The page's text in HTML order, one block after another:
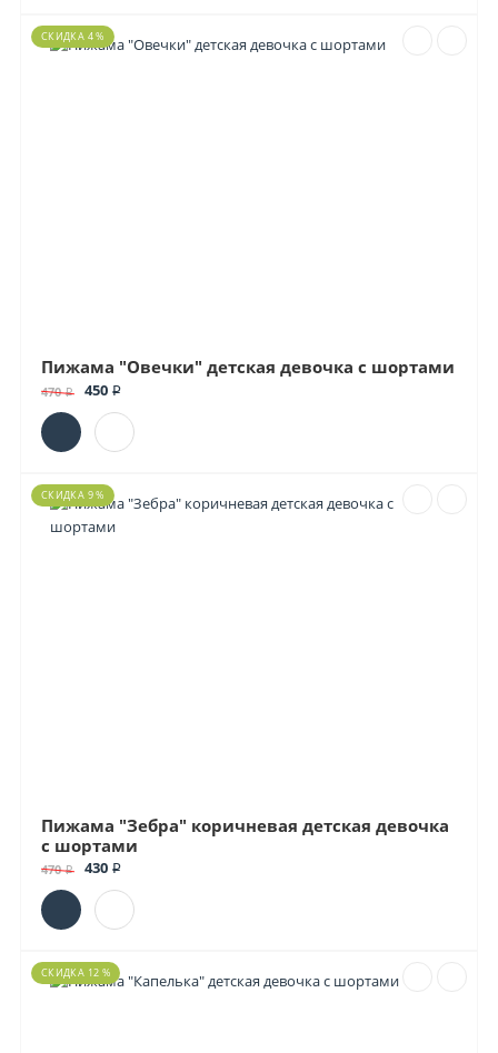
СКИДКА 4 %
Пижама "Овечки" детская девочка с шортами
470 ₽ 450 ₽
СКИДКА 9 %
Пижама "Зебра" коричневая детская девочка
с шортами
470 ₽ 430 ₽
СКИДКА 12 %